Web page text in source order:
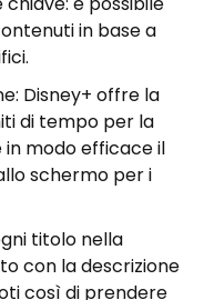
in base a
Disney+ offre la
di tempo per la
in modo efficace il
schermo per i
titolo nella
con la descrizione
così di prendere